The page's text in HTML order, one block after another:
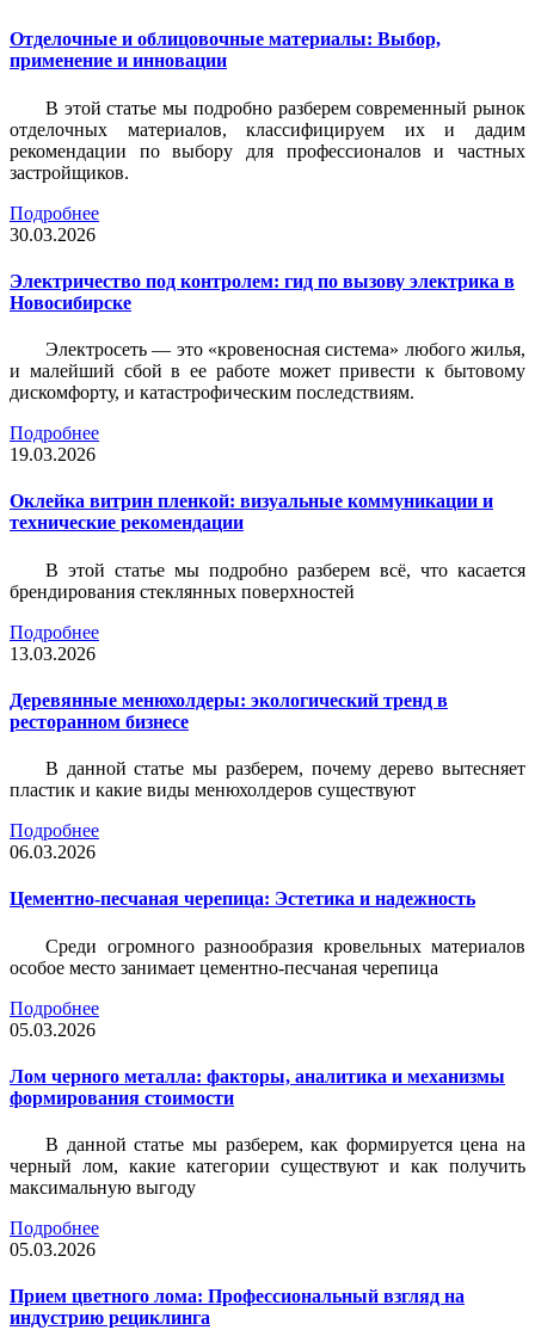
Отделочные и облицовочные материалы: Выбор,
применение и инновации
В этой статье мы подробно разберем современный рынок
отделочных материалов, классифицируем их и дадим
рекомендации по выбору для профессионалов и частных
застройщиков.
Подробнее
30.03.2026
Электричество под контролем: гид по вызову электрика в
Новосибирске
Электросеть — это «кровеносная система» любого жилья,
и малейший сбой в ее работе может привести к бытовому
дискомфорту, и катастрофическим последствиям.
Подробнее
19.03.2026
Оклейка витрин пленкой: визуальные коммуникации и
технические рекомендации
В этой статье мы подробно разберем всё, что касается
брендирования стеклянных поверхностей
Подробнее
13.03.2026
Деревянные менюхолдеры: экологический тренд в
ресторанном бизнесе
В данной статье мы разберем, почему дерево вытесняет
пластик и какие виды менюхолдеров существуют
Подробнее
06.03.2026
Цементно-песчаная черепица: Эстетика и надежность
Среди огромного разнообразия кровельных материалов
особое место занимает цементно-песчаная черепица
Подробнее
05.03.2026
Лом черного металла: факторы, аналитика и механизмы
формирования стоимости
В данной статье мы разберем, как формируется цена на
черный лом, какие категории существуют и как получить
максимальную выгоду
Подробнее
05.03.2026
Прием цветного лома: Профессиональный взгляд на
индустрию рециклинга